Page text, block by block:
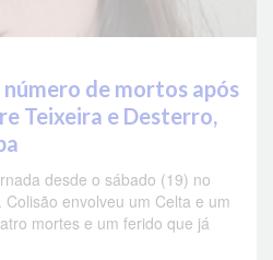
de mortos após
Teixeira e Desterro,
desde o sábado (19) no
envolveu um Celta e um
mortes e um ferido que já